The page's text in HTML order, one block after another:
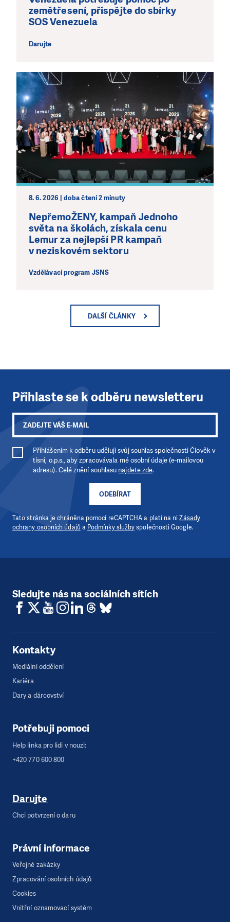
zemětřesení, přispějte do sbírky
SOS Venezuela
Darujte
8. 6. 2026 | doba čtení 2 minuty
NepřemoŽENY, kampaň Jednoho
světa na školách, získala cenu
Lemur za nejlepší PR kampaň
v neziskovém sektoru
Vzdělávací program JSNS
DALŠÍ ČLÁNKY
kde je to nejvíce potřeba.
Přihlaste se k odběru newsletteru
ODEBÍRAT
Přihlášením k odběru uděluji svůj souhlas společnosti Člověk v
tísni, o.p.s., aby zpracovávala mé osobní údaje (e-mailovou
adresu). Celé znění souhlasu najdete zde.
Tato stránka je chráněna pomocí reCAPTCHA a platí na niZásady
ochrany osobních údajů a Podmínky službyspolečnosti Google.
Sledujte nás na sociálních sítích
Kontakty
Mediální oddělení
Kariéra
Dary a dárcovství
Potřebuji pomoci
Help linka pro lidi v nouzi:
+420 770 600 800
Darujte
Chci potvrzení o daru
Právní informace
Veřejné zakázky
Zpracování osobních údajů
Cookies
Vnitřní oznamovací systém